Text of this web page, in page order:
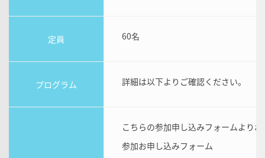
定員 60名
プログラム 詳細は以下よりご確認ください。
こちらの参加申し込みフォームより
参加お申し込みフォーム